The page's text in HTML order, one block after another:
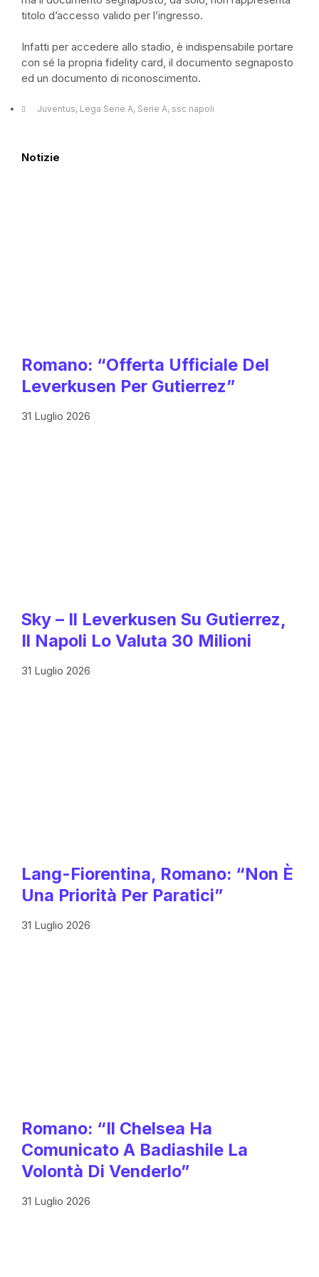
titolo d’accesso valido per l’ingresso.
Infatti per accedere allo stadio, è indispensabile portare
con sé la propria fidelity card, il documento segnaposto
ed un documento di riconoscimento.
Juventus, Lega Serie A, Serie A, ssc napoli
Notizie
Romano: “Offerta Ufficiale Del
Leverkusen Per Gutierrez”
31 Luglio 2026
Sky – Il Leverkusen Su Gutierrez,
Il Napoli Lo Valuta 30 Milioni
31 Luglio 2026
Lang-Fiorentina, Romano: “Non È
Una Priorità Per Paratici”
31 Luglio 2026
Romano: “Il Chelsea Ha
Comunicato A Badiashile La
Volontà Di Venderlo”
31 Luglio 2026